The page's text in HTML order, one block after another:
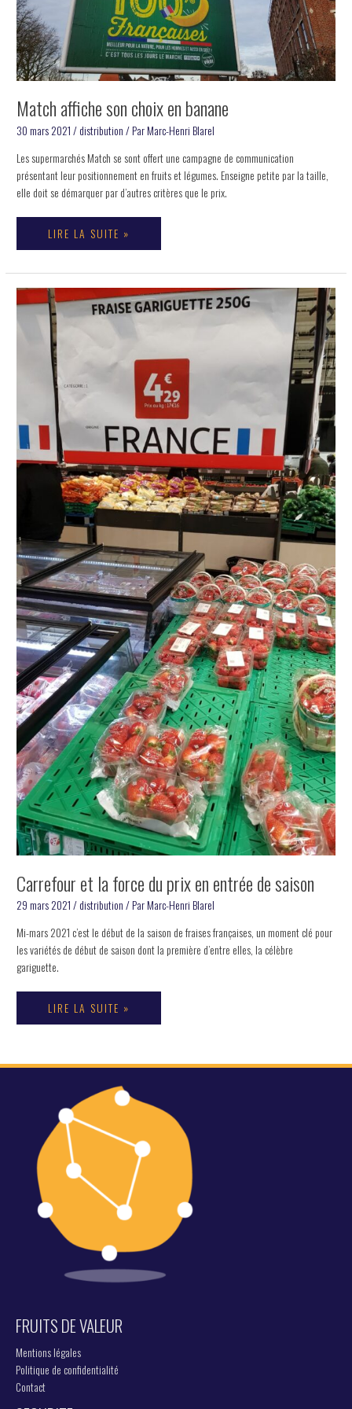
Match affiche son choix en banane
30 mars 2021/ distribution / Par Marc-Henri Blarel
Les supermarchés Match se sont offert une campagne de communication
présentant leur positionnement en fruits et légumes. Enseigne petite par la taille,
elle doit se démarquer par d’autres critères que le prix.
LIRE LA SUITE »
Mar
29
2021
Carrefour et la force du prix en entrée de saison
29 mars 2021/ distribution / Par Marc-Henri Blarel
Mi-mars 2021 c’est le début de la saison de fraises françaises, un moment clé pour
les variétés de début de saison dont la première d’entre elles, la célèbre
gariguette.
Carrefour
Et
La
Force
Du
Prix
En
Entrée
De
Saison
LIRE LA SUITE »
FRUITS DE VALEUR
Mentions légales
Politique de confidentialité
Contact